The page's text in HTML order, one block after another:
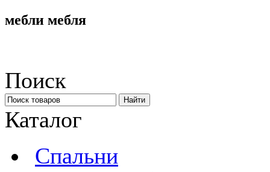
мебли мебля
Поиск
Каталог
Спальни